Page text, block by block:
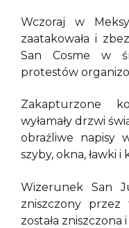
Wczoraj w
zaatakowała i
San Cosme w
protestów
Zakapturzone
wyłamały drzwi
obraźliwe napisy
szyby, okna, ławki i
Wizerunek San
zniszczony przez
została